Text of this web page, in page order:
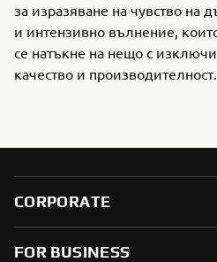
за изразяване на чувство на
и интензивно вълнение,
се натъкне на нещо с
качество и производителност.
CORPORATE
FOR BUSINESS